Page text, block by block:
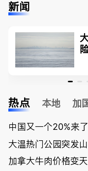
新闻
热点 本地 加
中国又一个20%来
大温热门公园突发山
加拿大牛肉价格变